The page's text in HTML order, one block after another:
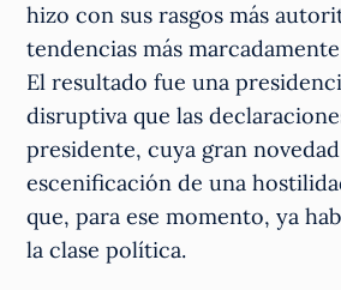
hizo con sus rasgos más
tendencias más
El resultado fue una
disruptiva que las
presidente, cuya gran
escenificación de una
que, para ese momento, ya
la clase política.